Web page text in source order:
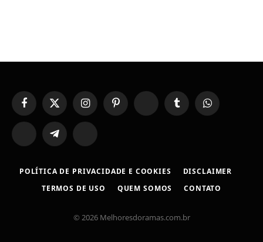
FacebookX
(Twitter)
InstagramPinterest YouTubeTumblr WhatsApp
TikTok Telegram Threads
POLÍTICA DE PRIVACIDADE E COOKIES
DISCLAIMER
TERMOS DE USO
QUEM SOMOS CONTATO
© 2026 Melhoresdoramas.com.br